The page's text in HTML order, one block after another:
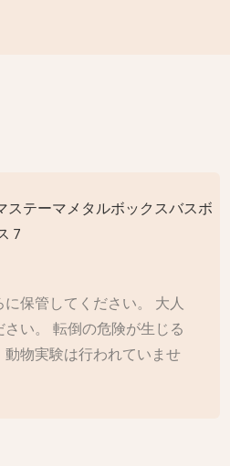
保管してください。 大人
い。 転倒の危険が生じる
物実験は行われていませ